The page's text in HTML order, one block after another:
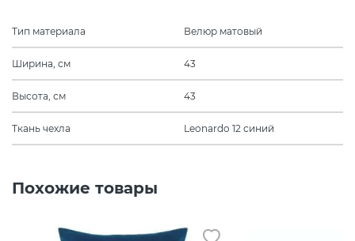
Тип материала Велюр матовый
Ширина, см 43
Высота, см 43
Ткань чехла Leonardo 12 синий
Похожие товары